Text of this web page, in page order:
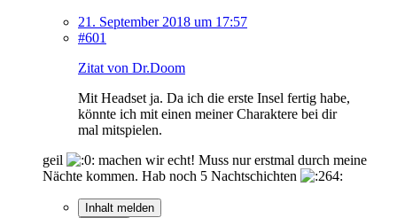
21. September 2018 um 17:57
#601
Zitat von Dr.Doom
Mit Headset ja. Da ich die erste Insel fertig habe,
könnte ich mit einen meiner Charaktere bei dir
mal mitspielen.
geil
machen wir echt! Muss nur erstmal durch meine
Nächte kommen. Hab noch 5 Nachtschichten
Inhalt melden